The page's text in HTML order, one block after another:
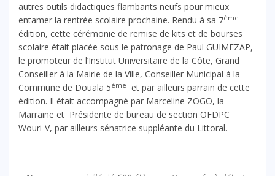
autres outils didactiques flambants neufs pour mieux
entamer la rentrée scolaire prochaine. Rendu à sa 7ème
édition, cette cérémonie de remise de kits et de bourses
scolaire était placée sous le patronage de Paul GUIMEZAP,
le promoteur de l’Institut Universitaire de la Côte, Grand
Conseiller à la Mairie de la Ville, Conseiller Municipal à la
Commune de Douala 5ème
et par ailleurs parrain de cette
édition. Il était accompagné par Marceline ZOGO, la
Marraine et Présidente de bureau de section OFDPC
Wouri-V, par ailleurs sénatrice suppléante du Littoral.